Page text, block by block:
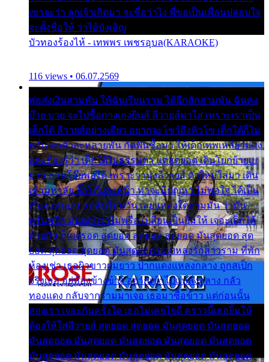
เขาจะว่า ลูกเจ้าเกิดมา จะชื่อว่าไง พี่ขอเป็นเพื่อนปลอบใจ
จะตั้งชื่อให้ ว่าไอ้บังเอิญ
บัวทองร้องไห้ - เทพพร เพชรอุบล(KARAOKE)
116 views • 06.07.2569
พ่อส่งเงินสามพัน ให้ฉันเรียนราม ได้อีกสักสามพัน ฉันคง
บ๊าย บาย จะไปซื้อกางเกงยีนส์ ลีวายส์มาใส่ เพราะเราเป็น
เด็กใต้ ลีวายส์อย่างเดียว อยากจะโชว์ถึงหิวโซ เด็กใต้ก็ไม่
หวั่น ตกตัวละหลายพัน กัดฟันซื้อมา ให้เด็กเทพเหลียวมอง
และต้องรู้ว่า เด็กใต้ไม่ธรรมดา แต่สุดยอด เดินโยกย้ายเย
ยวน กวนโอ๊ยพอได้ เพราะว่านุ่งลีวายส์ ตัวใหม่ใส่มา เดิน
เข้ามหาลัย จิ๊กโก๊มองหน้า ท่าจะมีปัญหา ไม่พอใจ ได้เป็น
เรื่องแน่นอน แต่ฉันไม่หวั่น เลยแหลงใต้ถามมัน ว่ามัน
พรั่นพรือ มันตอบว่าไม่พรื่อ เปลี่ยนเป็นยิ้มให้ เจอะเด็กใต้
ด้วยกัน ก็เลยรอด สุดยอด สุดยอด สุดยอด มันสุดยอด สุด
ยอด สุดยอด สุดยอด มันสุดยอด แอบหลงรักสาวราม ที่พัก
ห้องเช่า เธอผิวขาวผมยาว ปากแดงแหลงกลาง ถูกสเป็ก
จริงเธอ อยู่ห้องข้างข้าง อยากเข้าไปแหลงกลาง กลัว
ทองแดง กลับจากรามมาเจอ เธอมาซื้อข้าว แต่ก่อนนั้น
สองเรา เจอะกันครั้งใด เธอไม่เคยไยดี คราวนี้เธอยิ้มให้
ต้องให้ใส่ลีวายส์ สุดยอด สุดยอด มันสุดยอด มันสุดยอด
มันสุดยอด มันสุดยอด มันสุดยอด มันสุดยอด มันสุดยอด
มันสุดยอด มันสุดยอด มันสุดยอด มันสุดยอด มันสุดยอด